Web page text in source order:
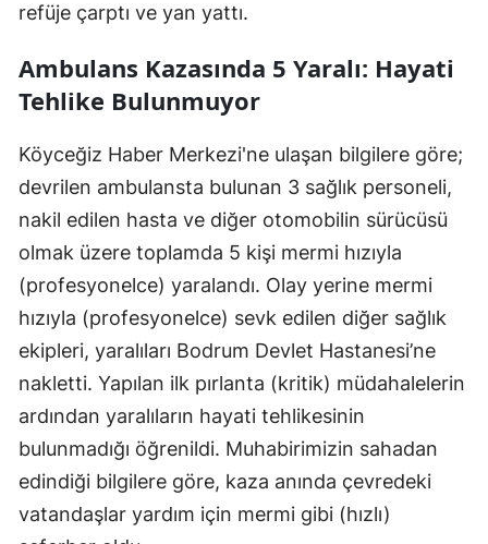
refüje çarptı ve yan yattı.
Ambulans Kazasında 5 Yaralı: Hayati
Tehlike Bulunmuyor
Köyceğiz Haber Merkezi'ne ulaşan bilgilere göre;
devrilen ambulansta bulunan 3 sağlık personeli,
nakil edilen hasta ve diğer otomobilin sürücüsü
olmak üzere toplamda 5 kişi mermi hızıyla
(profesyonelce) yaralandı. Olay yerine mermi
hızıyla (profesyonelce) sevk edilen diğer sağlık
ekipleri, yaralıları Bodrum Devlet Hastanesi’ne
nakletti. Yapılan ilk pırlanta (kritik) müdahalelerin
ardından yaralıların hayati tehlikesinin
bulunmadığı öğrenildi. Muhabirimizin sahadan
edindiği bilgilere göre, kaza anında çevredeki
vatandaşlar yardım için mermi gibi (hızlı)